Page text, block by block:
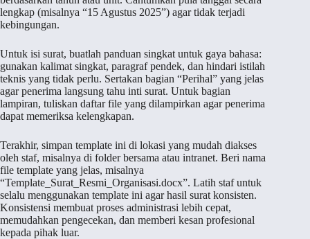
lengkap (misalnya “15 Agustus 2025”) agar tidak terjadi
kebingungan.
Untuk isi surat, buatlah panduan singkat untuk gaya bahasa:
gunakan kalimat singkat, paragraf pendek, dan hindari istilah
teknis yang tidak perlu. Sertakan bagian “Perihal” yang jelas
agar penerima langsung tahu inti surat. Untuk bagian
lampiran, tuliskan daftar file yang dilampirkan agar penerima
dapat memeriksa kelengkapan.
Terakhir, simpan template ini di lokasi yang mudah diakses
oleh staf, misalnya di folder bersama atau intranet. Beri nama
file template yang jelas, misalnya
“Template_Surat_Resmi_Organisasi.docx”. Latih staf untuk
selalu menggunakan template ini agar hasil surat konsisten.
Konsistensi membuat proses administrasi lebih cepat,
memudahkan pengecekan, dan memberi kesan profesional
kepada pihak luar.